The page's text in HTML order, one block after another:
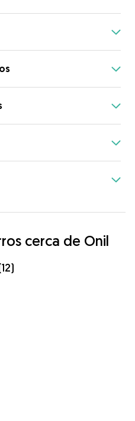
cerca de Onil